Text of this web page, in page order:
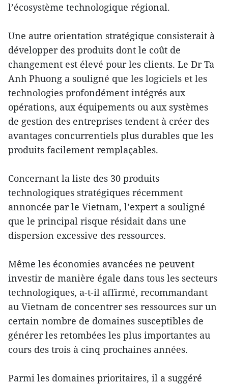
l’écosystème technologique régional.
Une autre orientation stratégique consisterait à
développer des produits dont le coût de
changement est élevé pour les clients. Le Dr Ta
Anh Phuong a souligné que les logiciels et les
technologies profondément intégrés aux
opérations, aux équipements ou aux systèmes
de gestion des entreprises tendent à créer des
avantages concurrentiels plus durables que les
produits facilement remplaçables.
Concernant la liste des 30 produits
technologiques stratégiques récemment
annoncée par le Vietnam, l’expert a souligné
que le principal risque résidait dans une
dispersion excessive des ressources.
Même les économies avancées ne peuvent
investir de manière égale dans tous les secteurs
technologiques, a-t-il affirmé, recommandant
au Vietnam de concentrer ses ressources sur un
certain nombre de domaines susceptibles de
générer les retombées les plus importantes au
cours des trois à cinq prochaines années.
Parmi les domaines prioritaires, il a suggéré